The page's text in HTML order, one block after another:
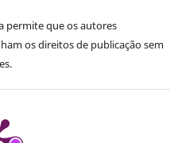
permite que os autores
os direitos de publicação sem